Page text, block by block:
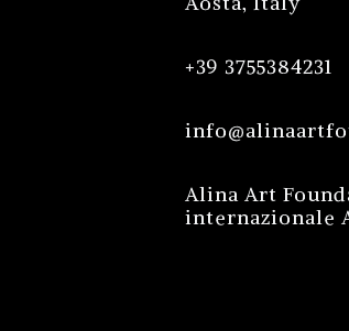
+39 3755384231
Alina Art
internazionale